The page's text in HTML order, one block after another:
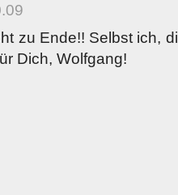
zu Ende!! Selbst ich,
Dich, Wolfgang!